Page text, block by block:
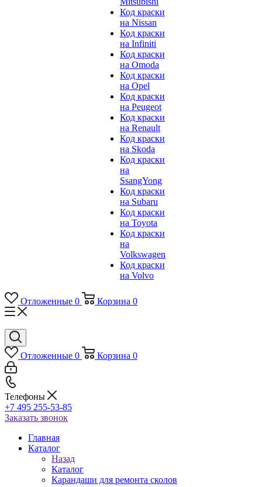
Код краски
на Nissan
Код краски
на Infiniti
Код краски
на Omoda
Код краски
на Opel
Код краски
на Peugeot
Код краски
на Renault
Код краски
на Skoda
Код краски
на
SsangYong
Код краски
на Subaru
Код краски
на Toyota
Код краски
на
Volkswagen
Код краски
на Volvo
Отложенные 0 Корзина 0
Отложенные 0 Корзина 0
Телефоны
+7 495 255-53-85
Заказать звонок
Главная
Каталог
Назад
Каталог
Карандаши для ремонта сколов